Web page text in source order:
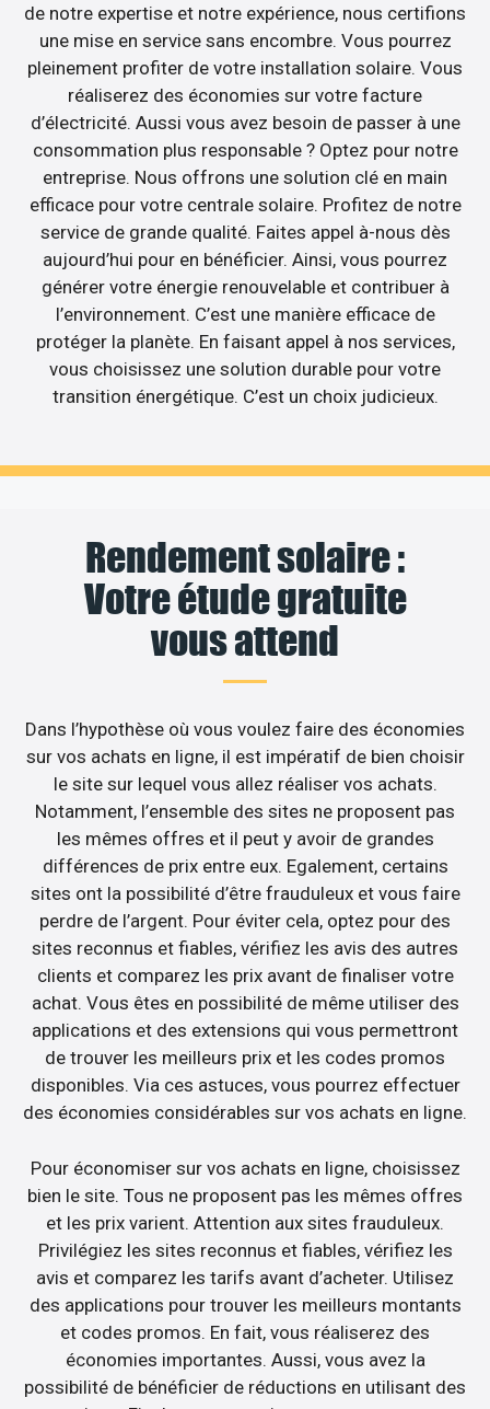
de notre expertise et notre expérience, nous certifions
une mise en service sans encombre. Vous pourrez
pleinement profiter de votre installation solaire. Vous
réaliserez des économies sur votre facture
d’électricité. Aussi vous avez besoin de passer à une
consommation plus responsable ? Optez pour notre
entreprise. Nous offrons une solution clé en main
efficace pour votre centrale solaire. Profitez de notre
service de grande qualité. Faites appel à-nous dès
aujourd’hui pour en bénéficier. Ainsi, vous pourrez
générer votre énergie renouvelable et contribuer à
l’environnement. C’est une manière efficace de
protéger la planète. En faisant appel à nos services,
vous choisissez une solution durable pour votre
transition énergétique. C’est un choix judicieux.
Rendement solaire :
Votre étude gratuite
vous attend
Dans l’hypothèse où vous voulez faire des économies
sur vos achats en ligne, il est impératif de bien choisir
le site sur lequel vous allez réaliser vos achats.
Notamment, l’ensemble des sites ne proposent pas
les mêmes offres et il peut y avoir de grandes
différences de prix entre eux. Egalement, certains
sites ont la possibilité d’être frauduleux et vous faire
perdre de l’argent. Pour éviter cela, optez pour des
sites reconnus et fiables, vérifiez les avis des autres
clients et comparez les prix avant de finaliser votre
achat. Vous êtes en possibilité de même utiliser des
applications et des extensions qui vous permettront
de trouver les meilleurs prix et les codes promos
disponibles. Via ces astuces, vous pourrez effectuer
des économies considérables sur vos achats en ligne.
Pour économiser sur vos achats en ligne, choisissez
bien le site. Tous ne proposent pas les mêmes offres
et les prix varient. Attention aux sites frauduleux.
Privilégiez les sites reconnus et fiables, vérifiez les
avis et comparez les tarifs avant d’acheter. Utilisez
des applications pour trouver les meilleurs montants
et codes promos. En fait, vous réaliserez des
économies importantes. Aussi, vous avez la
possibilité de bénéficier de réductions en utilisant des